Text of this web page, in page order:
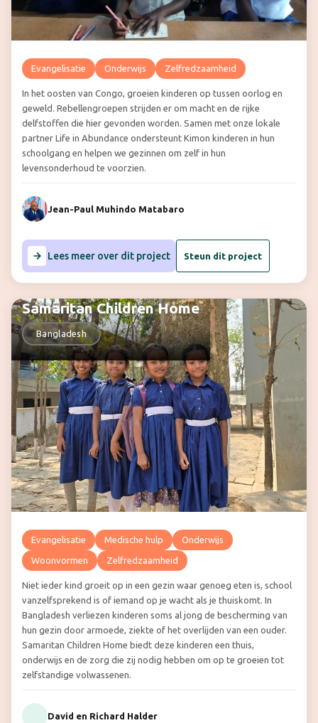
Evangelisatie Onderwijs Zelfredzaamheid
In het oosten van Congo, groeien kinderen op tussen oorlog en
geweld. Rebellengroepen strijden er om macht en de rijke
delfstoffen die hier gevonden worden. Samen met onze lokale
partner Life in Abundance ondersteunt Kimon kinderen in hun
schoolgang en helpen we gezinnen om zelf in hun
levensonderhoud te voorzien.
Jean-Paul Muhindo Matabaro
Lees meer over dit project Steun dit project
Samaritan Children Home
Bangladesh
Evangelisatie Medische hulp Onderwijs
Woonvormen Zelfredzaamheid
Niet ieder kind groeit op in een gezin waar genoeg eten is, school
vanzelfsprekend is of iemand op je wacht als je thuiskomt. In
Bangladesh verliezen kinderen soms al jong de bescherming van
hun gezin door armoede, ziekte of het overlijden van een ouder.
Samaritan Children Home biedt deze kinderen een thuis,
onderwijs en de zorg die zij nodig hebben om op te groeien tot
zelfstandige volwassenen.
David en Richard Halder